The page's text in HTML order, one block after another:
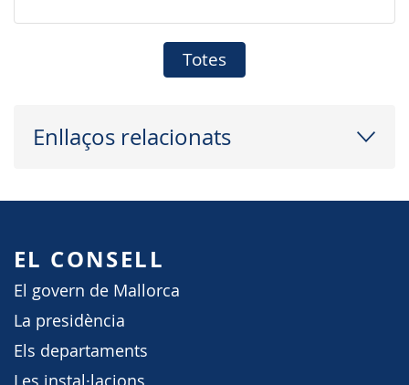
Totes
Enllaços relacionats
EL CONSELL
El govern de Mallorca
La presidència
Els departaments
Les instal·lacions